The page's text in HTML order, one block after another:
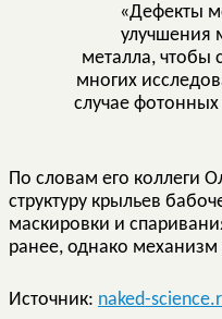
«Дефекты
улучшения
металла, чтобы
многих
случае фотонных
По словам его коллеги
структуру крыльев
маскировки и
ранее, однако механизм
Источник: naked-